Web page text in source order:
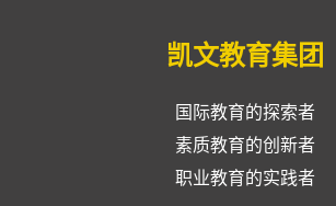
凯文教育集团
国际教育的探索者
素质教育的创新者
职业教育的实践者